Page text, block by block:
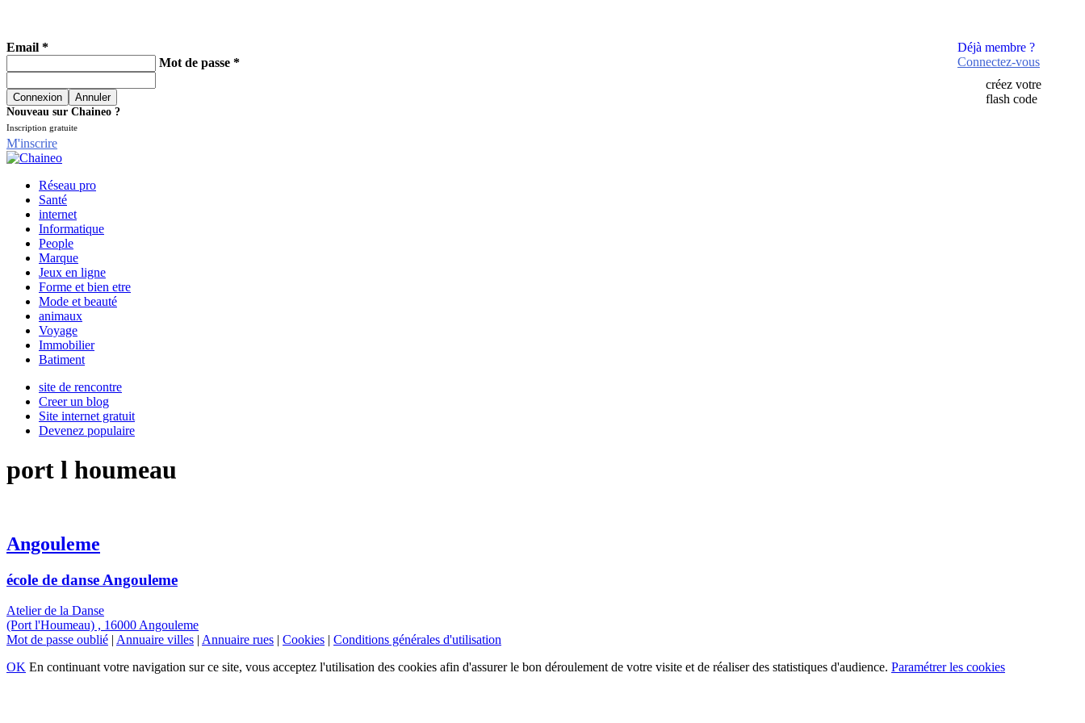
Déjà membre ?
Connectez-vous
créez votre
flash code
Email *
Mot de passe *
Nouveau sur Chaineo ?
Inscription gratuite
M'inscrire
Réseau pro
Santé
internet
Informatique
People
Marque
Jeux en ligne
Forme et bien etre
Mode et beauté
animaux
Voyage
Immobilier
Batiment
site de rencontre
Creer un blog
Site internet gratuit
Devenez populaire
port l houmeau
Angouleme
école de danse Angouleme
Atelier de la Danse
(Port l'Houmeau) , 16000 Angouleme
Mot de passe oublié | Annuaire villes | Annuaire rues | Cookies | Conditions générales d'utilisation
OK En continuant votre navigation sur ce site, vous acceptez l'utilisation des cookies afin d'assurer le bon déroulement de votre visite et de réaliser des statistiques d'audience. Paramétrer les cookies